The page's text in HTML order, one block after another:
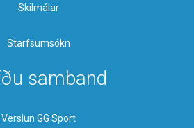
Skilmálar
Starfsumsókn
samband
Verslun GG Sport